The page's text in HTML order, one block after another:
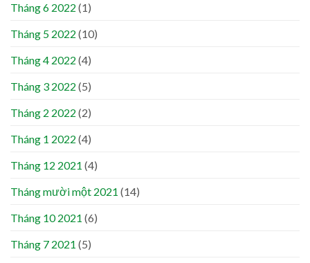
Tháng 6 2022 (1)
Tháng 5 2022 (10)
Tháng 4 2022 (4)
Tháng 3 2022 (5)
Tháng 2 2022 (2)
Tháng 1 2022 (4)
Tháng 12 2021 (4)
Tháng mười một 2021 (14)
Tháng 10 2021 (6)
Tháng 7 2021 (5)